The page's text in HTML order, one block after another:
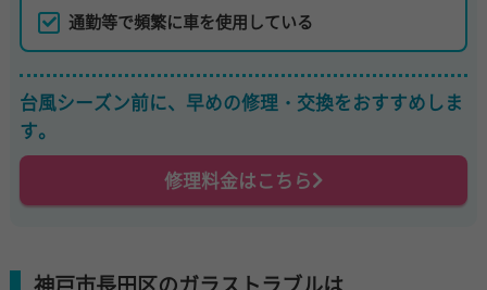
通勤等で頻繁に車を使用している
台風シーズン前に、早めの修理・交換をおすすめしま
す。
修理料金はこちら